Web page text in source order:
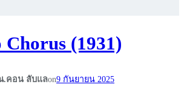
Chorus (1931)
.คอน ลับแลon9 กันยายน 2025